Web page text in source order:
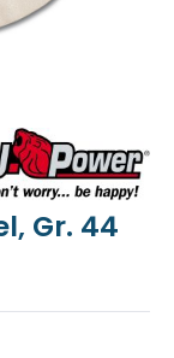
Sternen
Gr. 44